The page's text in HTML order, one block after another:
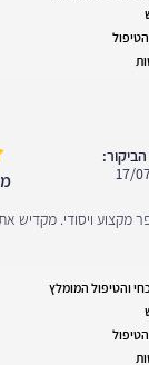
17/
מקצוע ויסודי. מקדיש
והטיפול המומלץ